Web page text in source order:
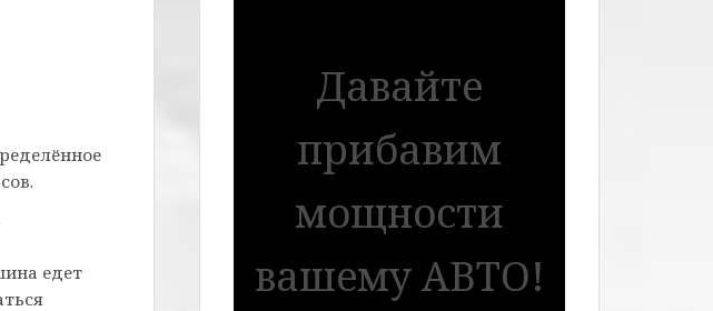
едет
Давайте
прибавим
мощности
вашему АВТО!